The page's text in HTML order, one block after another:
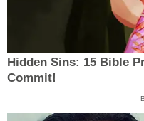
Hidden Sins: 15 Bible
Commit!